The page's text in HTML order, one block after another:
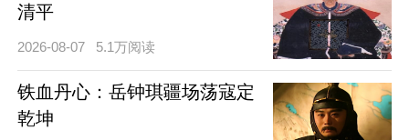
清平
2026-08-07 5.1万阅读
铁血丹心：岳钟琪疆场荡寇定
乾坤